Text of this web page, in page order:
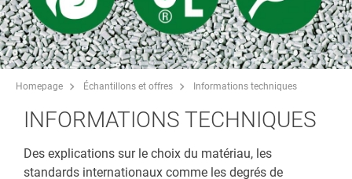
Homepage Échantillons et offres Informations techniques
INFORMATIONS TECHNIQUES
Des explications sur le choix du matériau, les
standards internationaux comme les degrés de